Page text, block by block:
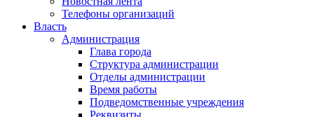
Телефоны организаций
Власть
Администрация
Глава города
Структура администрации
Отделы администрации
Время работы
Подведомственные учреждения